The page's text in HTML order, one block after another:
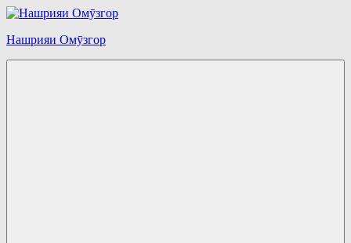
Перейти
содержимому
Нашрияи Омӯзгор